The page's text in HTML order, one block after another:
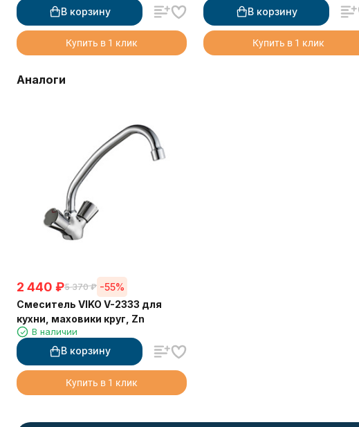
В корзину
Купить в 1 клик
сталь (картридж 6202)
В корзину
Купить в 1 клик
Аналоги
2 440 ₽5 370 ₽ -55%
Смеситель VIKO V-2333 для
кухни, маховики круг, Zn
В наличии
В корзину
Купить в 1 клик